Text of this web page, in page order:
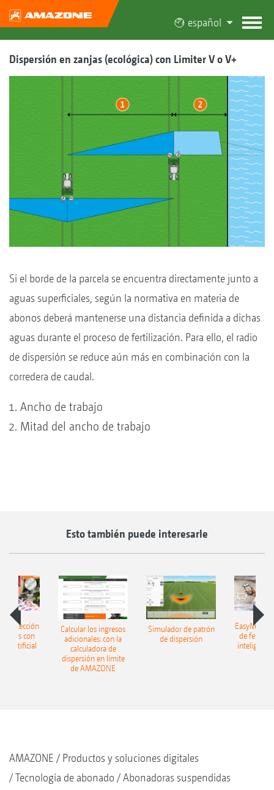
español
Dispersión en zanjas (ecológica) con Limiter V o V+
Si el borde de la parcela se encuentra directamente junto a
aguas superficiales, según la normativa en materia de
abonos deberá mantenerse una distancia definida a dichas
aguas durante el proceso de fertilización. Para ello, el radio
de dispersión se reduce aún más en combinación con la
corredera de caudal.
Ancho de trabajo
Mitad del ancho de trabajo
Esto también puede interesarle
detección
con
artificial
Calcular los ingresos
adicionales: con la
calculadora de
dispersión en límite
de AMAZONE
Simulador de patrón
de dispersión
EasyMatch:
de
AMAZONE
Productos y soluciones digitales
Tecnología de abonado
Abonadoras suspendidas